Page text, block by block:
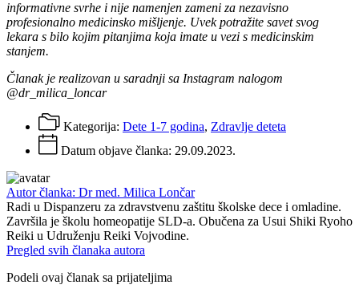
informativne svrhe i nije namenjen zameni za nezavisno
profesionalno medicinsko mišljenje. Uvek potražite savet svog
lekara s bilo kojim pitanjima koja imate u vezi s medicinskim
stanjem.
Članak je realizovan u saradnji sa Instagram nalogom
@dr_milica_loncar
Kategorija: Dete 1-7 godina, Zdravlje deteta
Datum objave članka: 29.09.2023.
Autor članka: Dr med. Milica Lončar
Radi u Dispanzeru za zdravstvenu zaštitu školske dece i omladine.
Završila je školu homeopatije SLD-a. Obučena za Usui Shiki Ryoho
Reiki u Udruženju Reiki Vojvodine.
Pregled svih članaka autora
Podeli ovaj članak sa prijateljima